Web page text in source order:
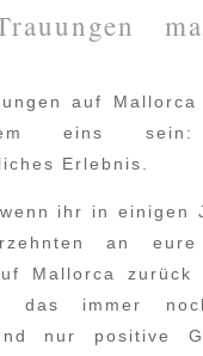
auf Mallorca
eins
Erlebnis.
ihr in einigen
an
Mallorca zurück
das immer
nur positive